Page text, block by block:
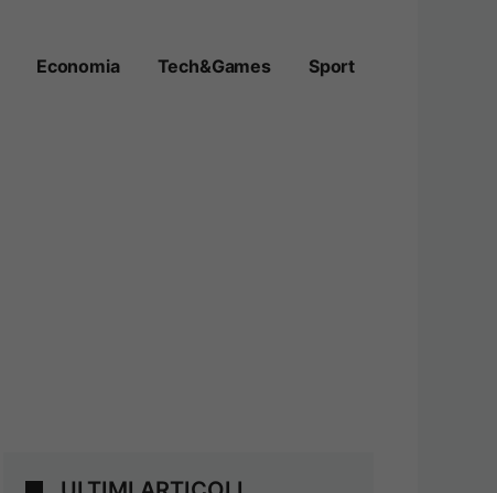
Economia Tech&Games Sport